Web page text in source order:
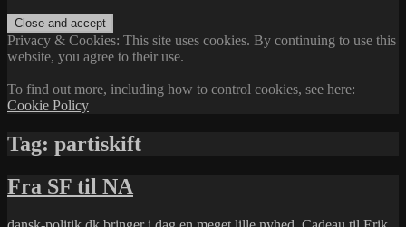
Privacy & Cookies: This site uses cookies. By continuing to use this
website, you agree to their use.
To find out more, including how to control cookies, see here:
Cookie Policy
Tag: partiskift
Fra SF til NA